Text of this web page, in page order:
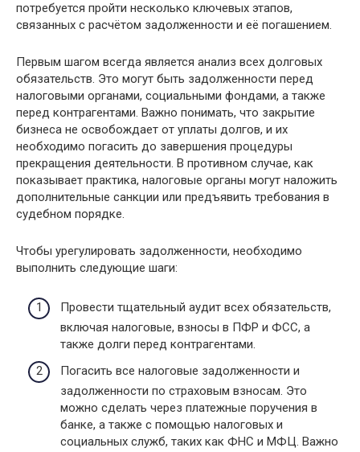
потребуется пройти несколько ключевых этапов,
связанных с расчётом задолженности и её погашением.
Первым шагом всегда является анализ всех долговых
обязательств. Это могут быть задолженности перед
налоговыми органами, социальными фондами, а также
перед контрагентами. Важно понимать, что закрытие
бизнеса не освобождает от уплаты долгов, и их
необходимо погасить до завершения процедуры
прекращения деятельности. В противном случае, как
показывает практика, налоговые органы могут наложить
дополнительные санкции или предъявить требования в
судебном порядке.
Чтобы урегулировать задолженности, необходимо
выполнить следующие шаги:
Провести тщательный аудит всех обязательств,
включая налоговые, взносы в ПФР и ФСС, а
также долги перед контрагентами.
Погасить все налоговые задолженности и
задолженности по страховым взносам. Это
можно сделать через платежные поручения в
банке, а также с помощью налоговых и
социальных служб, таких как ФНС и МФЦ. Важно